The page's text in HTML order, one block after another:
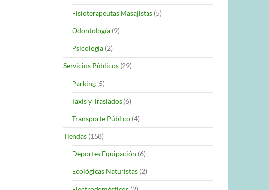
Fisioterapeutas Masajistas (5)
Odontología (9)
Psicología (2)
Servicios Públicos (29)
Parking (5)
Taxis y Traslados (6)
Transporte Público (4)
Tiendas (158)
Deportes Equipación (6)
Ecológicas Naturistas (2)